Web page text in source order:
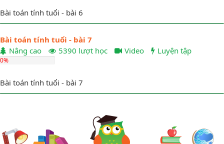
Bài toán tính tuổi - bài 6
Bài toán tính tuổi - bài 7
Nâng cao
5390 lượt học Video Luyện tập
0%
Bài toán tính tuổi - bài 7